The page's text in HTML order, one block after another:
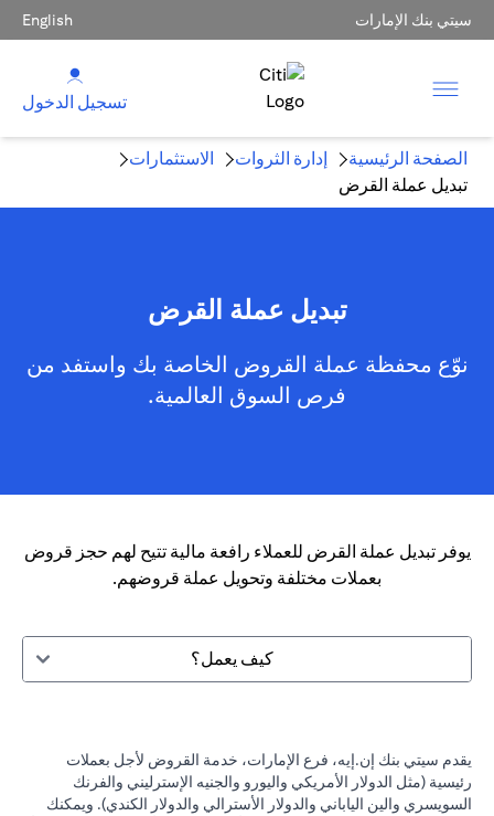
سيتي بنك الإمارات English
تسجيل الدخول
الصفحة الرئيسية إدارة الثروات
الاستثمارات
تبديل عملة القرض
تبديل عملة القرض
نوّع محفظة عملة القروض الخاصة بك واستفد من
فرص السوق العالمية.
يوفر تبديل عملة القرض للعملاء رافعة مالية تتيح لهم حجز قروض
بعملات مختلفة وتحويل عملة قروضهم.
كيف يعمل؟
يقدم سيتي بنك إن.إيه، فرع الإمارات، خدمة القروض لأجل بعملات
رئيسية (مثل الدولار الأمريكي واليورو والجنيه الإسترليني والفرنك
السويسري والين الياباني والدولار الأسترالي والدولار الكندي). ويمكنك